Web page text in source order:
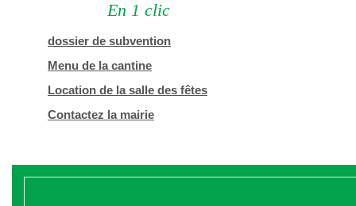
En 1 clic
dossier de subvention
Menu de la cantine
Location de la salle des fêtes
Contactez la mairie